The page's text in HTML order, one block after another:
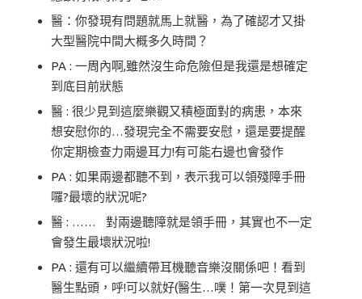
醫：你發現有問題就馬上就醫，為了確認才又掛
大型醫院中間大概多久時間？
PA : 一周內啊,雖然沒生命危險但是我還是想確定
到底目前狀態
醫 : 很少見到這麼樂觀又積極面對的病患，本來
想安慰你的…發現完全不需要安慰，還是要提醒
你定期檢查力兩邊耳力!有可能右邊也會發作
PA : 如果兩邊都聽不到，表示我可以領殘障手冊
囉?最壞的狀況呢?
醫 : …… 對兩邊聽障就是領手冊，其實也不一定
會發生最壞狀況啦!
PA : 還有可以繼續帶耳機聽音樂沒關係吧！看到
醫生點頭，呼!可以就好(醫生…噗！第一次見到這